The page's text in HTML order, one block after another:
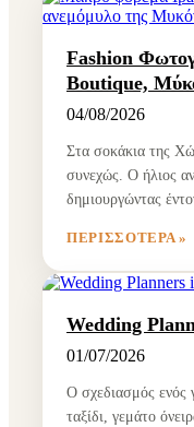
Fashion
Boutique,
04/08/2026
Στα σοκάκια της
συνεχώς. Ο ήλιος
δημιουργώντας
ΠΕΡΙΣΣΌΤΕΡΑ »
Wedding
01/07/2026
Ο σχεδιασμός ενός
ταξίδι, γεμάτο